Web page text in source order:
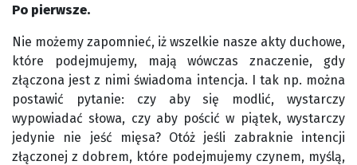
Po pierwsze.
Nie możemy zapomnieć, iż wszelkie nasze akty duchowe,
które podejmujemy, mają wówczas znaczenie, gdy
złączona jest z nimi świadoma intencja. I tak np. można
postawić pytanie: czy aby się modlić, wystarczy
wypowiadać słowa, czy aby pościć w piątek, wystarczy
jedynie nie jeść mięsa? Otóż jeśli zabraknie intencji
złączonej z dobrem, które podejmujemy czynem, myślą,